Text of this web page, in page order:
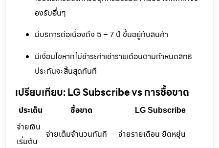
องรับอื่นๆ
มีบริการต่อเนื่องถึง 5 – 7 ปี ขึ้นอยู่กับสินค้า
มีเงื่อนไขหากไม่ชำระค่าเช่ารายเดือนตามกำหนดสิทธิ
ประกันจะสิ้นสุดทันที
เปรียบเทียบ: LG Subscribe vs การซื้อขาด
ประเด็น ซื้อขาด
LG Subscribe
จ่ายเงิน
เริ่มต้น
จ่ายเต็มจำนวนทันที จ่ายรายเดือน ยืดหยุ่น